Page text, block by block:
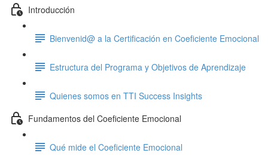
Introducción
Bienvenid@ a la Certificación en Coeficiente Emocional
Estructura del Programa y Objetivos de Aprendizaje
Quienes somos en TTI Success Insights
Fundamentos del Coeficiente Emocional
Qué mide el Coeficiente Emocional